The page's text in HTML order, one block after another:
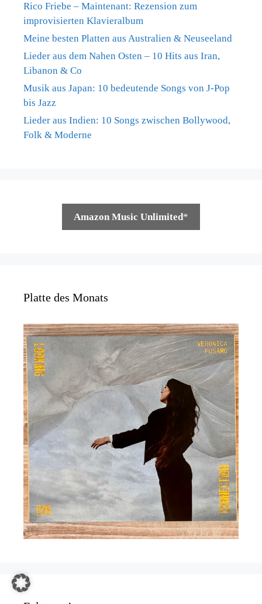
Rico Friebe – Maintenant: Rezension zum
improvisierten Klavieralbum
Meine besten Platten aus Australien & Neuseeland
Lieder aus dem Nahen Osten – 10 Hits aus Iran,
Libanon & Co
Musik aus Japan: 10 bedeutende Songs von J-Pop
bis Jazz
Lieder aus Indien: 10 Songs zwischen Bollywood,
Folk & Moderne
Amazon Music Unlimited*
Platte des Monats